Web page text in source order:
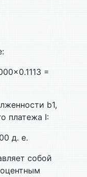
=
b1,
платежа I:
д. е.
собой